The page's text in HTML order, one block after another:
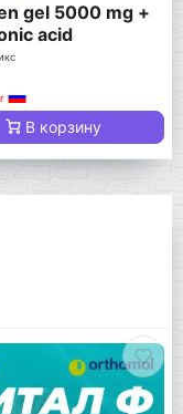
gel 5000 mg +
acid
В корзину